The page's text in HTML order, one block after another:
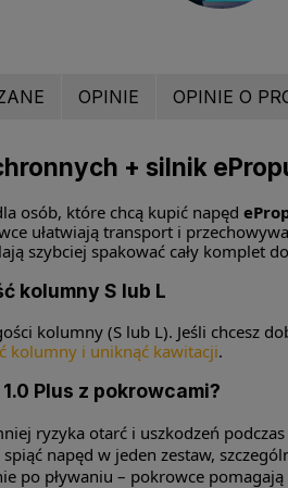
OPINIE OPINIE O
+ silnik
osób, które chcą kupić napęd
ułatwiają transport i
szybciej spakować cały komplet
kolumny S lub L
kolumny (S lub L). Jeśli chcesz
kolumny i uniknąć kawitacji.
Plus z pokrowcami?
ryzyka otarć i uszkodzeń
napęd w jeden zestaw,
po pływaniu – pokrowce